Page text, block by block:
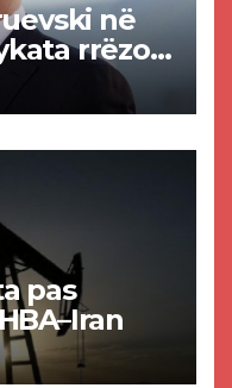
në
rrëzon
e
së
pas